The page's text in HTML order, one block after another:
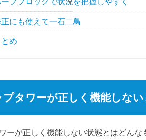
フブロックで状況を把握しやすく
正にも使えて一石二鳥
とめ
プタワーが正しく機能しない
ーが正しく機能しない状態とはどんな